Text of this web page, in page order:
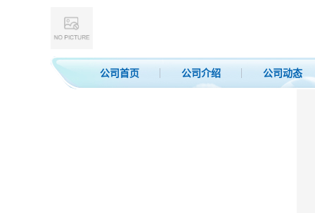
公司首页 公司介绍 公司动态